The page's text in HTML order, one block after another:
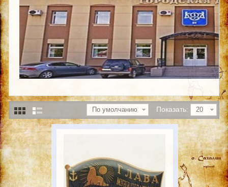
Показать: 20
По умолчанию